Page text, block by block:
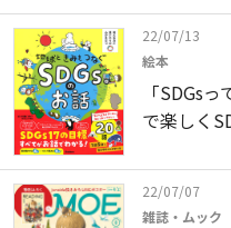
22/07/13
絵本
「SDGs
で楽しく
22/07/07
雑誌・ムック